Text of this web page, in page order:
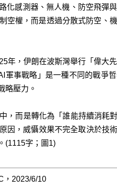
化感測器、無人機、防空飛彈
空權，而是透過分散式防空、
年，伊朗在波斯灣舉行「偉大
軍事戰略」是一種不同的戰爭
略壓力。
，而是轉化為「誰能持續消耗
因，威懾效果不完全取決於技
(1115字；圖1)
，2023/6/10